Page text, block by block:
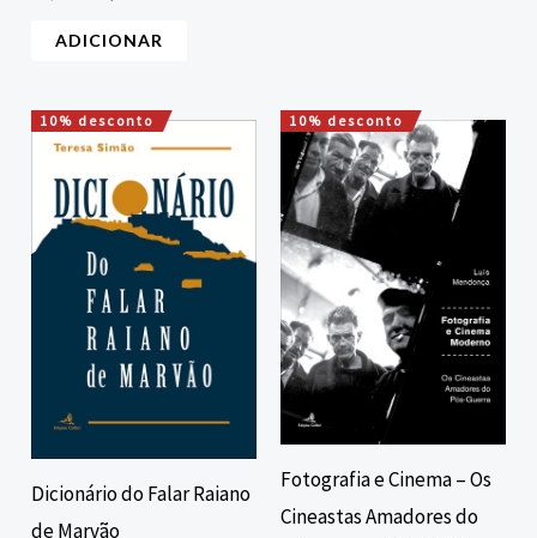
ADICIONAR
10% desconto
Dicionário do Falar Raiano
de Marvão
O
preço
original
era:
12,00 €.
O
preço
atual
é:
10,80 €.
10% desconto
Fotografia e Cinema – Os
Cineastas Amadores do
O
preço
original
era:
16,00 €.
O
preço
atual
é:
14,40 €.